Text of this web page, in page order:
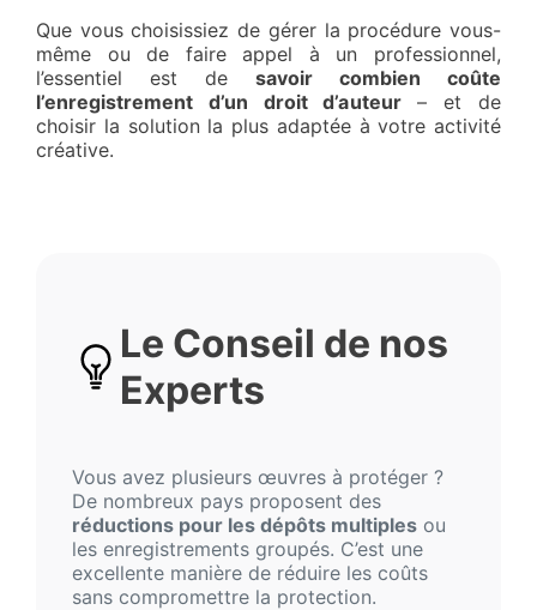
Que vous choisissiez de gérer la procédure vous-
même ou de faire appel à un professionnel,
l’essentiel est de savoir combien coûte
l’enregistrement d’un droit d’auteur– et de
choisir la solution la plus adaptée à votre activité
créative.
Le Conseil de nos
Experts
Vous avez plusieurs œuvres à protéger ?
De nombreux pays proposent des
réductions pour les dépôts multiples ou
les enregistrements groupés. C’est une
excellente manière de réduire les coûts
sans compromettre la protection.